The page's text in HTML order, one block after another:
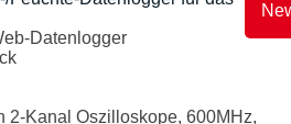
Datenlogger
2-Kanal Oszilloskope, 600MHz,